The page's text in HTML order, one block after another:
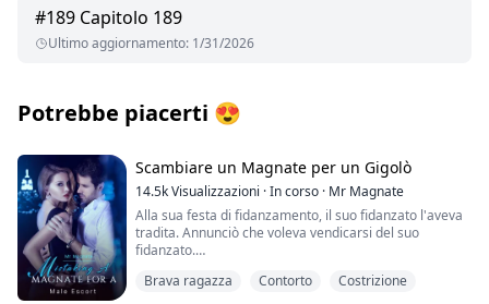
#189 Capitolo 189
Ultimo aggiornamento: 1/31/2026
Potrebbe piacerti 😍
Scambiare un Magnate per un Gigolò
14.5kVisualizzazioni ·In corso · Mr Magnate
Alla sua festa di fidanzamento, il suo fidanzato l'aveva
tradita. Annunciò che voleva vendicarsi del suo
fidanzato.
Brava ragazza Contorto Costrizione